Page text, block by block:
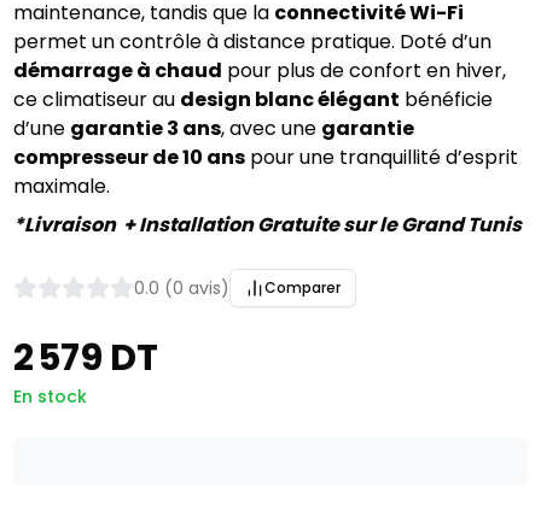
maintenance, tandis que la connectivité Wi-Fi
démarrage à chaud pour plus de confort en hiver,
ce climatiseur au design blanc élégant bénéficie
d’une garantie 3 ans, avec une garantie
compresseur de 10 ans pour une tranquillité d’esprit
maximale.
*Livraison  + Installation Gratuite sur le Grand Tunis
0.0 (0 avis) Comparer
2 579 DT
En stock